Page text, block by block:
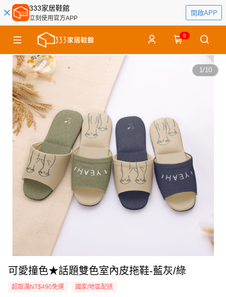
333家居鞋館
立刻使用官方APP
開啟APP
0
1/10
可愛撞色★話題雙色室內皮拖鞋-藍灰/綠
超取滿NT$490免運 國家/地區配送